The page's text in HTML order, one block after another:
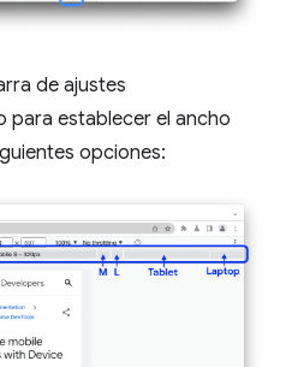
de ajustes
para establecer el ancho
opciones: